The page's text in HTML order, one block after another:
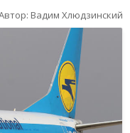
Вадим Хлюдзинский